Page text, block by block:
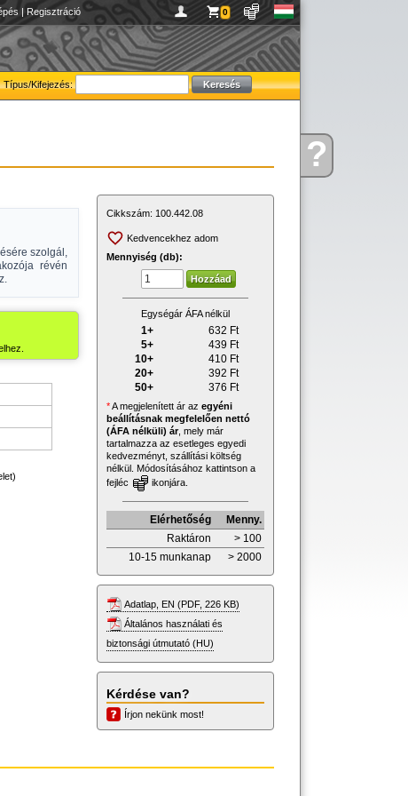
Kérdése
van
?
| Regisztráció 0
Típus/Kifejezés:
szolgál,
révén
Cikkszám: 100.442.08
Kedvencekhez adom
Mennyiség (db):
Egységár ÁFA nélkül
1+ 632 Ft
5+
439 Ft
10+
410 Ft
20+
392 Ft
50+
376 Ft
*A megjelenített ár az egyéni
beállításnak megfelelően nettó
(ÁFA nélküli) ár, mely már
tartalmazza az esetleges egyedi
kedvezményt, szállítási költség
nélkül. Módosításához kattintson a
fejléc
ikonjára.
Elérhetőség
Menny.
Raktáron
> 100
10-15 munkanap
> 2000
Adatlap, EN (PDF, 226 KB)
Általános használati és
biztonsági útmutató (HU)
Kérdése van?
Írjon nekünk most!